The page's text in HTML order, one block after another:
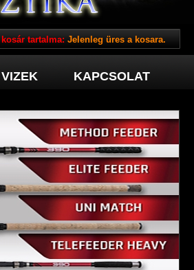
tartalma: Jelenleg üres a kosara.
VIZEK KAPCSOLAT